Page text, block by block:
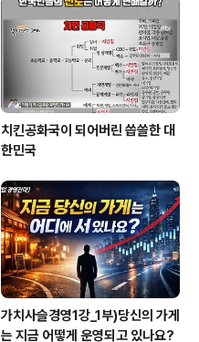
치킨공화국이 되어버린 씁쓸한 대
한민국
가치사슬경영1강_1부)당신의 가게
는 지금 어떻게 운영되고 있나요?